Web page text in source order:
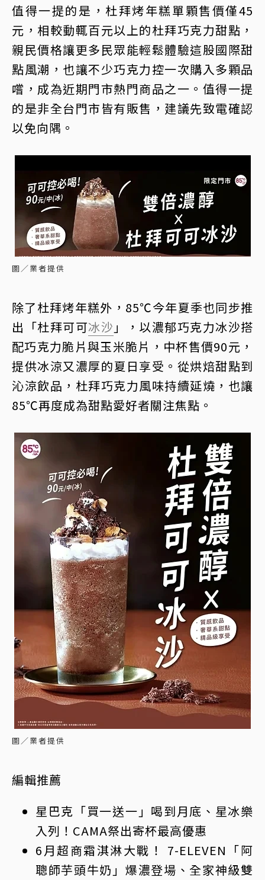
值得一提的是，杜拜烤年糕單顆售價僅45
元，相較動輒百元以上的杜拜巧克力甜點，
親民價格讓更多民眾能輕鬆體驗這股國際甜
點風潮，也讓不少巧克力控一次購入多顆品
嚐，成為近期門市熱門商品之一。值得一提
的是非全台門市皆有販售，建議先致電確認
以免向隅。
圖／業者提供
除了杜拜烤年糕外，85℃今年夏季也同步推
出「杜拜可可冰沙 」，以濃郁巧克力冰沙搭
配巧克力脆片與玉米脆片，中杯售價90元，
提供冰涼又濃厚的夏日享受。從烘焙甜點到
沁涼飲品，杜拜巧克力風味持續延燒，也讓
85℃再度成為甜點愛好者關注焦點。
圖／業者提供
編輯推薦
星巴克「買一送一」喝到月底、星冰樂
入列！CAMA祭出寄杯最高優惠
6月超商霜淇淋大戰！ 7-ELEVEN「阿
聰師芋頭牛奶」爆濃登場、全家神級雙